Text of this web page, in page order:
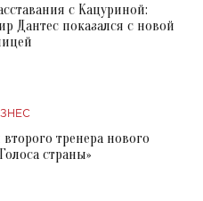
с Кацуриной:
Дантес показался с новой
второго тренера нового
страны»